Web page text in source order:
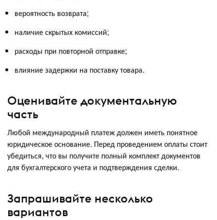
вероятность возврата;
наличие скрытых комиссий;
расходы при повторной отправке;
влияние задержки на поставку товара.
Оценивайте документальную
часть
Любой международный платеж должен иметь понятное
юридическое основание. Перед проведением оплаты стоит
убедиться, что вы получите полный комплект документов
для бухгалтерского учета и подтверждения сделки.
Запрашивайте несколько
вариантов